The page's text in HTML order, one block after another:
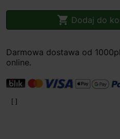
 Dodaj do
Darmowa dostawa od
online.